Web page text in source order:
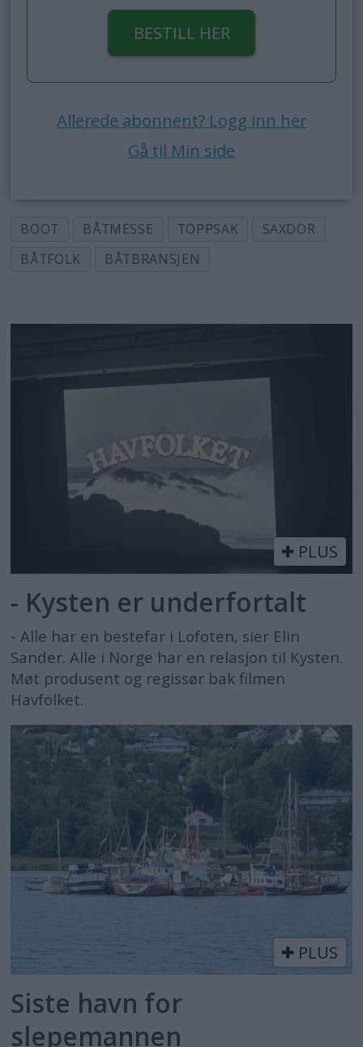
BESTILL HER
Allerede abonnent? Logg inn her
Gå til Min side
BOOT BÅTMESSE TOPPSAK
SAXDOR
BÅTFOLK
BÅTBRANSJEN
PLUS
- Kysten er underfortalt
- Alle har en bestefar i Lofoten, sier Elin
Sander. Alle i Norge har en relasjon til Kysten.
Møt produsent og regissør bak filmen
Havfolket.
PLUS
Siste havn for
slepemannen